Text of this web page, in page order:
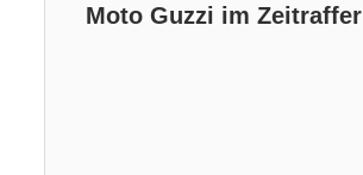
Moto Guzzi im Zeitraffer